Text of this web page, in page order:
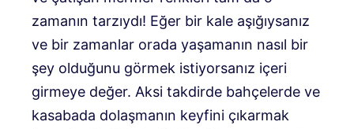
zamanın tarzıydı! Eğer bir kale aşığıysanız
ve bir zamanlar orada yaşamanın nasıl bir
şey olduğunu görmek istiyorsanız içeri
girmeye değer. Aksi takdirde bahçelerde ve
kasabada dolaşmanın keyfini çıkarmak